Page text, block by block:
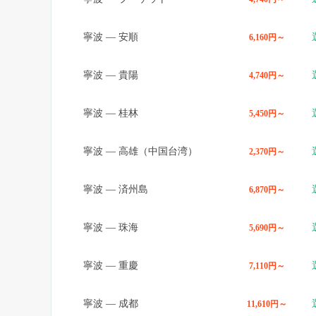
寧波 — 安順 6,160円～
寧波 — 貴陽 4,740円～
寧波 — 桂林 5,450円～
寧波 — 高雄（中国台湾） 2,370円～
寧波 — 済州島 6,870円～
寧波 — 珠海 5,690円～
寧波 — 重慶 7,110円～
寧波 — 成都 11,610円～